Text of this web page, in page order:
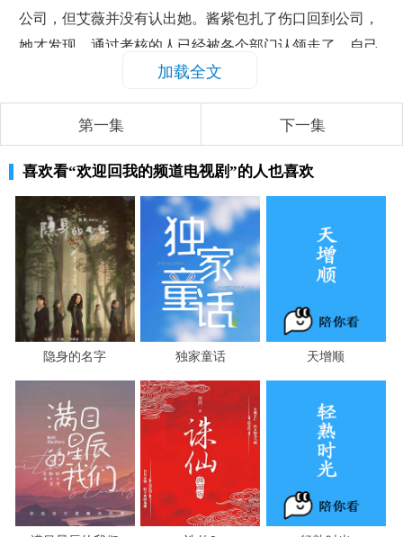
公司，但艾薇并没有认出她。酱紫包扎了伤口回到公司，
她才发现，通过考核的人已经被各个部门认领走了，自己
看样子是没戏了，公司的二把手杨总，看了一眼剩下的人
表示没有眼缘，酱紫有些难过。她的车祸视频发到晚上流
量还不错，但是杨总认为没有价值，毕竟这种不可复制，
的其他大博主合拍，结果处处碰壁。
加载全文
第一集 下一集
喜欢看“欢迎回我的频道电视剧”的人也喜欢
隐身的名字 独家童话 天增顺